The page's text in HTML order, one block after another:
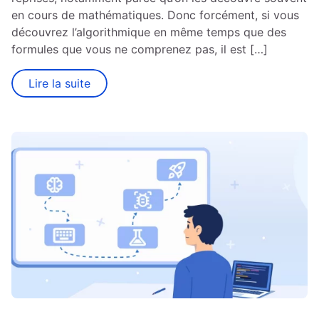
en cours de mathématiques. Donc forcément, si vous
découvrez l’algorithmique en même temps que des
formules que vous ne comprenez pas, il est […]
Lire la suite